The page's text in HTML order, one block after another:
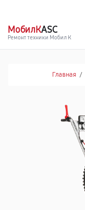
МобилКASC
Ремонт техники Мобил К
Главная /